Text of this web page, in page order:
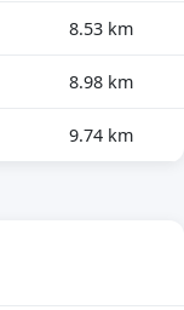
8.53 km
8.98 km
9.74 km